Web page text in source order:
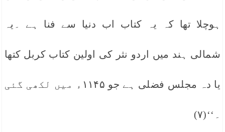
ہوچلا تھا کہ یہ کتاب اب دنیا سے فنا ہے ۔یہ
شمالی ہند میں اردو نثر کی اولین کتاب کربل کتھا
یا دہ مجلس فضلی ہے جو ۱۱۴۵ء میں لکھی گئی
۔‘‘(۷)